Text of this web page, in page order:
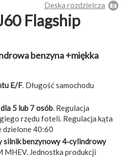
Deska rozdzielcza
Flagship
benzyna +miękka
E/F. Długość samochodu
5 lub 7 osób. Regulacja
rzędu foteli. Regulacja kąta
dzielone 40:60
silnik benzynowy 4‑cylindrowy
MHEV. Jednostka produkcji